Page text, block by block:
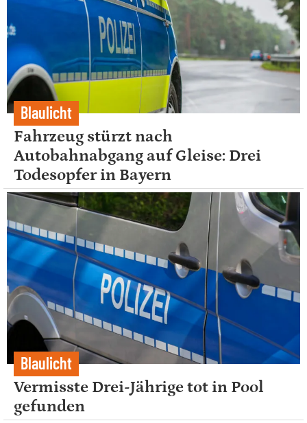
Blaulicht
Fahrzeug stürzt nach
Autobahnabgang auf Gleise: Drei
Todesopfer in Bayern
Blaulicht
Vermisste Drei-Jährige tot in Pool
gefunden